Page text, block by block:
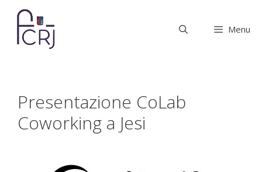
contenuto
Menu
Presentazione CoLab
Coworking a Jesi